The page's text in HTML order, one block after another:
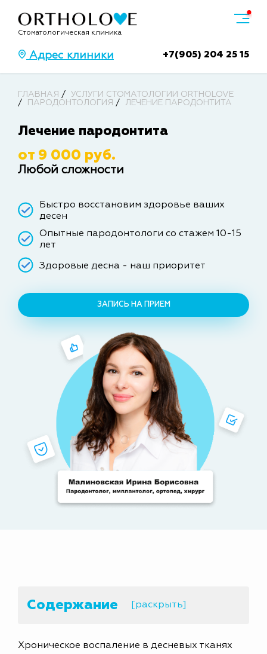
Стоматологическая клиника
Адрес клиники +7(905) 204 25 15
ГЛАВНАЯ
УСЛУГИ СТОМАТОЛОГИИ ORTHOLOVE
ПАРОДОНТОЛОГИЯ
ЛЕЧЕНИЕ ПАРОДОНТИТА
Лечение пародонтита
от 9 000 руб.
Любой сложности
Быстро восстановим здоровье ваших
десен
Опытные пародонтологи со стажем 10-15
лет
Здоровые десна - наш приоритет
ЗАПИСЬ НА ПРИЕМ
Содержание [раскрыть]
Хроническое воспаление в десневых тканях